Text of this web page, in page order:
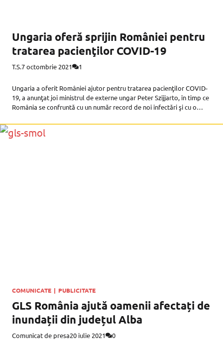
Ungaria oferă sprijin României pentru
tratarea pacienţilor COVID-19
T.S.7 octombrie 2021 1
Ungaria a oferit României ajutor pentru tratarea pacienţilor COVID-
19, a anunţat joi ministrul de externe ungar Peter Szijjarto, în timp ce
România se confruntă cu un număr record de noi infectări şi cu o
COMUNICATE | PUBLICITATE
GLS România ajută oamenii afectați de
inundații din județul Alba
Comunicat de presa20 iulie 2021 0